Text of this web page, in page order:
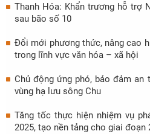
Thanh Hóa: Khẩn trương hỗ trợ
sau bão số 10
Đổi mới phương thức, nâng cao
trong lĩnh vực văn hóa – xã hội
Chủ động ứng phó, bảo đảm
vùng hạ lưu sông Chu
Tăng tốc thực hiện nhiệm vụ
2025, tạo nền tảng cho giai đoạn